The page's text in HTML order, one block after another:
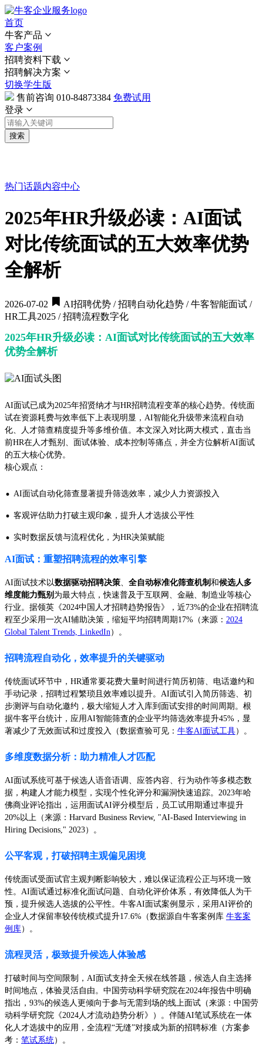
首页
牛客产品
客户案例
招聘资料下载
招聘解决方案
切换学生版
售前咨询 010-84873384 免费试用
登录
搜索
热门话题内容中心
2025年HR升级必读：AI面试
对比传统面试的五大效率优势
全解析
2026-07-02
AI招聘优势 / 招聘自动化趋势 / 牛客智能面试 /
HR工具2025 / 招聘流程数字化
2025年HR升级必读：AI面试对比传统面试的五大效率
优势全解析
AI面试已成为2025年招贤纳才与HR招聘流程变革的核心趋势。传统面
试在资源耗费与效率低下上表现明显，AI智能化升级带来流程自动
化、人才筛查精度提升等多维价值。本文深入对比两大模式，直击当
前HR在人才甄别、面试体验、成本控制等痛点，并全方位解析AI面试
的五大核心优势。
核心观点：
· AI面试自动化筛查显著提升筛选效率，减少人力资源投入
· 客观评估助力打破主观印象，提升人才选拔公平性
· 实时数据反馈与流程优化，为HR决策赋能
AI面试：重塑招聘流程的效率引擎
AI面试技术以数据驱动招聘决策、 全自动标准化筛查机制 和候选人多
维度能力甄别 为最大特点，快速普及于互联网、金融、制造业等核心
行业。据领英《2024中国人才招聘趋势报告》，近73%的企业在招聘流
程至少采用一次AI辅助决策，缩短平均招聘周期17%（来源： 2024
Global Talent Trends, LinkedIn）。
招聘流程自动化，效率提升的关键驱动
传统面试环节中，HR通常要花费大量时间进行简历初筛、电话邀约和
手动记录，招聘过程繁琐且效率难以提升。AI面试引入简历筛选、初
步测评与自动化邀约，极大缩短人才入库到面试安排的时间周期。根
据牛客平台统计，应用AI智能筛查的企业平均筛选效率提升45%，显
著减少了无效面试和过度投入（数据查验可见： 牛客AI面试工具）。
多维度数据分析：助力精准人才匹配
AI面试系统可基于候选人语音语调、应答内容、行为动作等多模态数
据，构建人才能力模型，实现个性化评分和漏洞快速追踪。2023年哈
佛商业评论指出，运用面试AI评分模型后，员工试用期通过率提升
20%以上（来源：Harvard Business Review, "AI-Based Interviewing in
Hiring Decisions," 2023）。
公平客观，打破招聘主观偏见困境
传统面试受面试官主观判断影响较大，难以保证流程公正与环境一致
性。AI面试通过标准化面试问题、自动化评价体系，有效降低人为干
预，提升候选人选拔的公平性。牛客AI面试案例显示，采用AI评价的
企业人才保留率较传统模式提升17.6%（数据源自牛客案例库 牛客案
例库）。
流程灵活，极致提升候选人体验感
打破时间与空间限制，AI面试支持全天候在线答题，候选人自主选择
时间地点，体验灵活自由。中国劳动科学研究院在2024年报告中明确
指出，93%的候选人更倾向于参与无需到场的线上面试（来源：中国劳
动科学研究院《2024人才流动趋势分析》）。伴随AI笔试系统在一体
化人才选拔中的应用，全流程“无缝”对接成为新的招聘标准（方案参
考： 笔试系统）。